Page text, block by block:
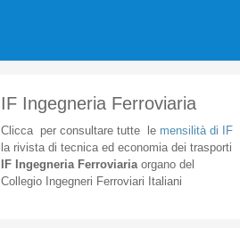
IF Ingegneria Ferroviaria
Cliccaper consultare tuttele mensilità di IF
la rivista di tecnica ed economia dei trasporti
IF Ingegneria Ferroviaria organodel
Collegio
Ingegneri Ferroviari Italiani